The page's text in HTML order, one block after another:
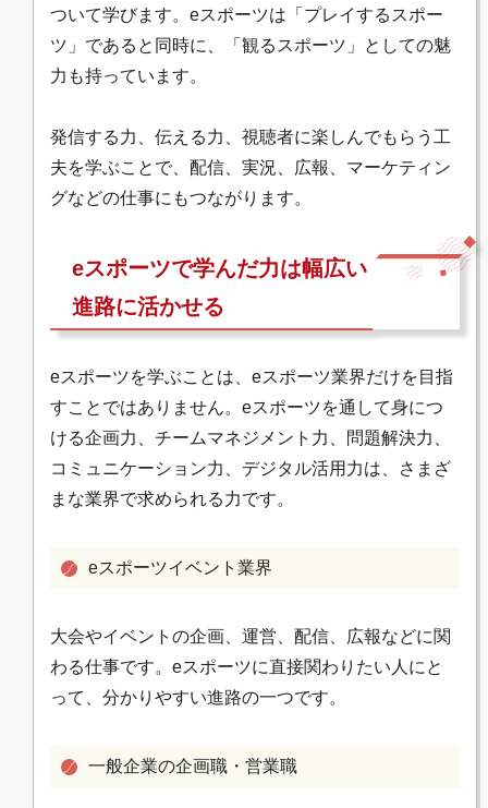
ついて学びます。eスポーツは「プレイするスポー
ツ」であると同時に、「観るスポーツ」としての魅
力も持っています。
発信する力、伝える力、視聴者に楽しんでもらう工
夫を学ぶことで、配信、実況、広報、マーケティン
グなどの仕事にもつながります。
eスポーツで学んだ力は幅広い
進路に活かせる
eスポーツを学ぶことは、eスポーツ業界だけを目指
すことではありません。eスポーツを通して身につ
ける企画力、チームマネジメント力、問題解決力、
コミュニケーション力、デジタル活用力は、さまざ
まな業界で求められる力です。
eスポーツイベント業界
大会やイベントの企画、運営、配信、広報などに関
わる仕事です。eスポーツに直接関わりたい人にと
って、分かりやすい進路の一つです。
一般企業の企画職・営業職